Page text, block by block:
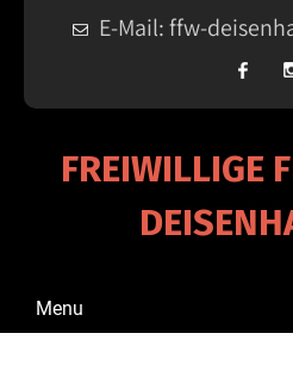
E-Mail: ffw-
FREIWILLIGE
Menu